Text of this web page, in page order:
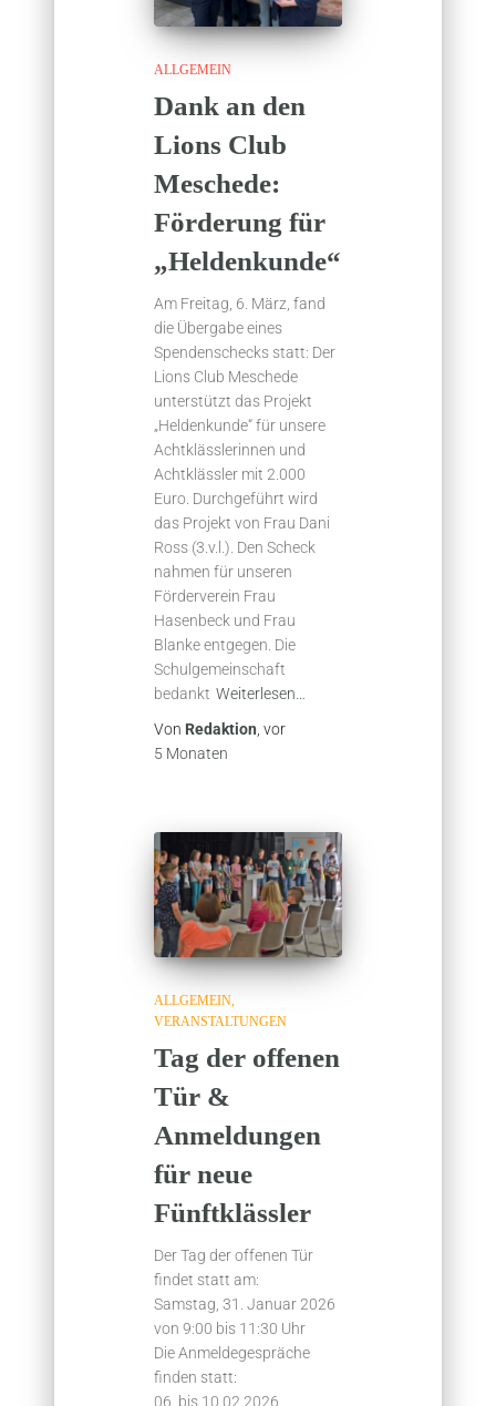
ALLGEMEIN
Dank an den
Lions Club
Meschede:
Förderung für
„Heldenkunde“
Am Freitag, 6. März, fand
die Übergabe eines
Spendenschecks statt: Der
Lions Club Meschede
unterstützt das Projekt
„Heldenkunde“ für unsere
Achtklässlerinnen und
Achtklässler mit 2.000
Euro. Durchgeführt wird
das Projekt von Frau Dani
Ross (3.v.l.). Den Scheck
nahmen für unseren
Förderverein Frau
Hasenbeck und Frau
Blanke entgegen. Die
Schulgemeinschaft
bedankt Weiterlesen…
Von Redaktion , vor
5 Monaten
ALLGEMEIN
VERANSTALTUNGEN
Tag der offenen
Tür &
Anmeldungen
für neue
Fünftklässler
Der Tag der offenen Tür
findet statt am:
Samstag, 31. Januar 2026
von 9:00 bis 11:30 Uhr
Die Anmeldegespräche
finden statt:
06. bis 10.02.2026